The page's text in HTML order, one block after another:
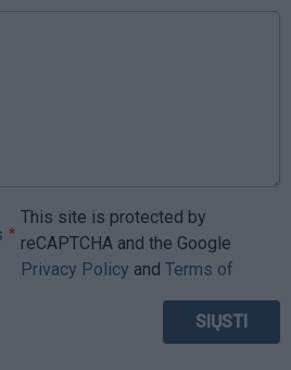
This site is protected by
reCAPTCHA and the Google
Privacy Policy and Terms of